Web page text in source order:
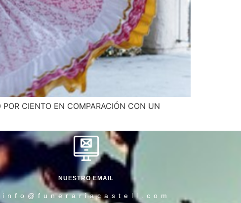
CIENTO EN COMPARACIÓN CON UN
NUESTRO EMAIL
info@funerariacastell.com